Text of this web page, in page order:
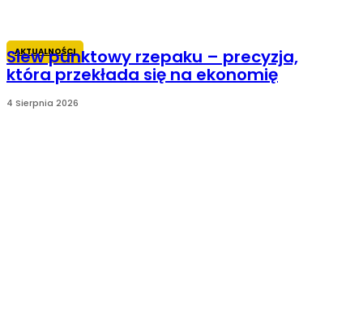
AKTUALNOŚCI
Siew punktowy rzepaku – precyzja,
która przekłada się na ekonomię
4 Sierpnia 2026